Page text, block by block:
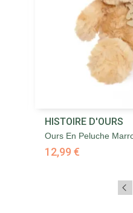
HISTOIRE D'OURS
Ours En Peluche
12,99 €